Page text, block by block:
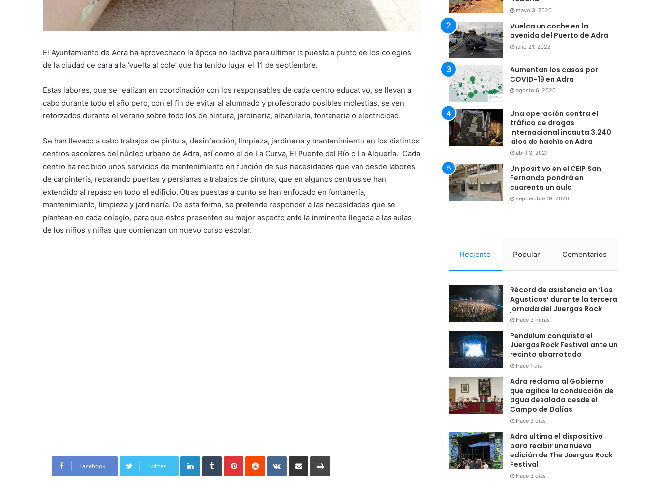
El Ayuntamiento de Adra ha aprovechado la época no lectiva para ultimar la puesta a punto de los colegios
de la ciudad de cara a la ‘vuelta al cole’ que ha tenido lugar el 11 de septiembre.
Estas labores, que se realizan en coordinación con los responsables de cada centro educativo, se llevan a
cabo durante todo el año pero, con el fin de evitar al alumnado y profesorado posibles molestias, se ven
reforzados durante el verano sobre todo los de pintura, jardinería, albañilería, fontanería o electricidad.
Se han llevado a cabo trabajos de pintura, desinfección, limpieza, jardinería y mantenimiento en los distintos
centros escolares del núcleo urbano de Adra, así como el de La Curva, El Puente del Río o La Alquería. Cada
centro ha recibido unos servicios de mantenimiento en función de sus necesidades que van desde labores
de carpintería, reparando puertas y persianas a trabajos de pintura, que en algunos centros se han
extendido al repaso en todo el edificio. Otras puestas a punto se han enfocado en fontanería,
mantenimiento, limpieza y jardinería. De esta forma, se pretende responder a las necesidades que se
plantean en cada colegio, para que estos presenten su mejor aspecto ante la inminente llegada a las aulas
de los niños y niñas que comienzan un nuevo curso escolar.
Facebook Twitter
LinkedInTumblrPinterestReddit VKontakteCompartir por correo electrónicoImprimir
mayo 3, 2020
Vuelca un coche en la
avenida del Puerto de Adra
julio 21, 2022
Aumentan los casos por
COVID-19 en Adra
agosto 6, 2020
Una operación contra el
tráfico de drogas
internacional incauta 3.240
kilos de hachís en Adra
abril 3, 2021
Un positivo en el CEIP San
Fernando pondrá en
cuarenta un aula
septiembre 19, 2020
Reciente Popular Comentarios
Récord de asistencia en ‘Los
Agusticos’ durante la tercera
jornada del Juergas Rock
Hace 3 horas
Pendulum conquista el
Juergas Rock Festival ante un
recinto abarrotado
Hace 1 día
Adra reclama al Gobierno
que agilice la conducción de
agua desalada desde el
Campo de Dalías
Hace 3 días
Adra ultima el dispositivo
para recibir una nueva
edición de The Juergas Rock
Festival
Hace 3 días